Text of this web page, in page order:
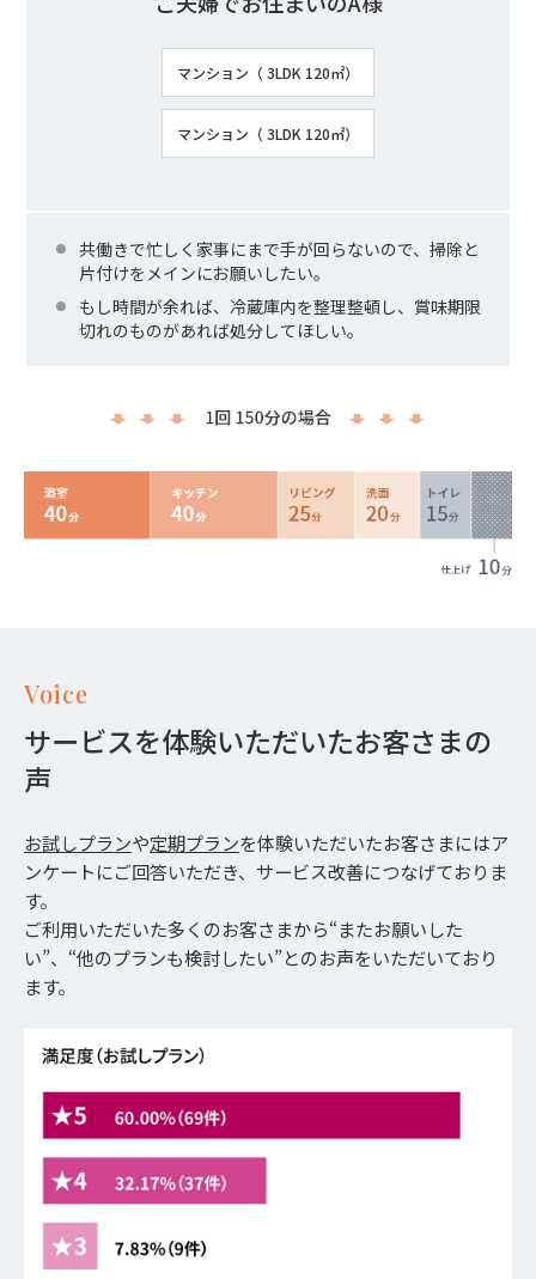
マンション（ 3LDK 120㎡）
マンション（ 3LDK 120㎡）
共働きで忙しく家事にまで手が回らないので、掃除と
片付けをメインにお願いしたい。
もし時間が余れば、冷蔵庫内を整理整頓し、賞味期限
切れのものがあれば処分してほしい。
Voice
サービスを体験いただいたお客さまの
声
お試しプランや定期プランを体験いただいたお客さまにはア
ンケートにご回答いただき、サービス改善につなげておりま
す。
ご利用いただいた多くのお客さまから“またお願いした
い”、“他のプランも検討したい”とのお声をいただいており
ます。